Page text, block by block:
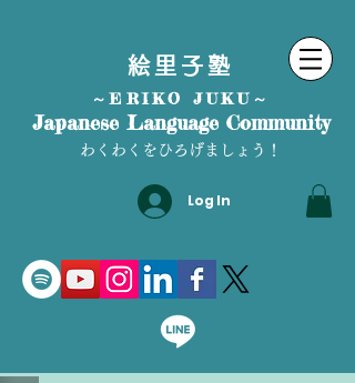
絵里子塾
～ERIKO JUKU～
Japanese Language Community
わくわくをひろげましょう！
Log In